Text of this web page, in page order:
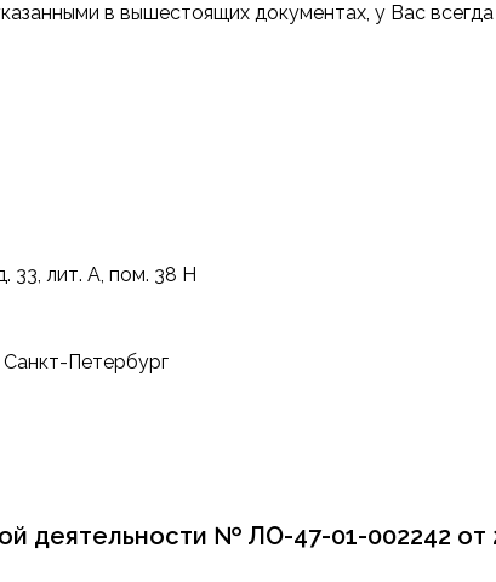
в вышестоящих документах, у Вас
33, лит. А, пом. 38 Н
Петербург
деятельности № ЛО-47-01-002242 от